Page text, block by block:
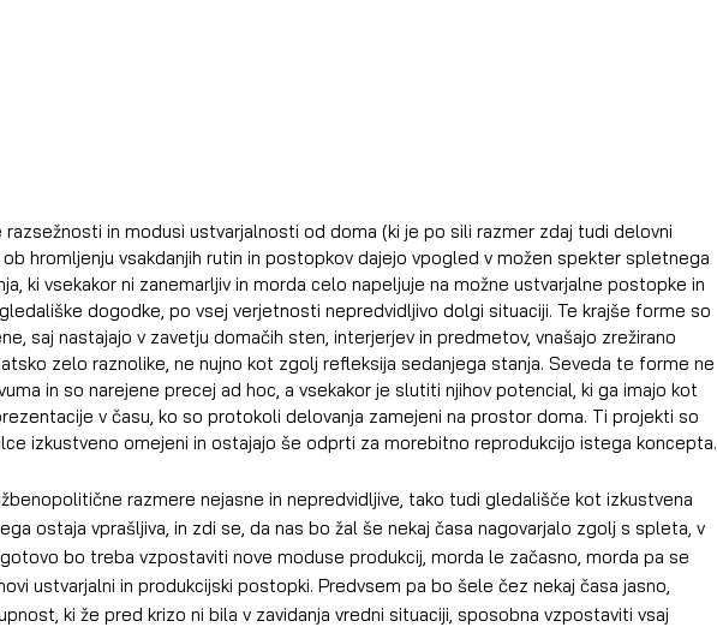
razsežnosti in modusi ustvarjalnosti od doma (ki je po sili razmer zdaj tudi delovni
hromljenju vsakdanjih rutin in postopkov dajejo vpogled v možen spekter spletnega
ki vsekakor ni zanemarljiv in morda celo napeljuje na možne ustvarjalne postopke in
dogodke, po vsej verjetnosti nepredvidljivo dolgi situaciji. Te krajše forme so
saj nastajajo v zavetju domačih sten, interjerjev in predmetov, vnašajo zrežirano
zelo raznolike, ne nujno kot zgolj refleksija sedanjega stanja. Seveda te forme ne
in so narejene precej ad hoc, a vsekakor je slutiti njihov potencial, ki ga imajo kot
v času, ko so protokoli delovanja zamejeni na prostor doma. Ti projekti so
izkustveno omejeni in ostajajo še odprti za morebitno reprodukcijo istega koncepta.
razmere nejasne in nepredvidljive, tako tudi gledališče kot izkustvena
ostaja vprašljiva, in zdi se, da nas bo žal še nekaj časa nagovarjalo zgolj s spleta, v
bo treba vzpostaviti nove moduse produkcij, morda le začasno, morda pa se
ustvarjalni in produkcijski postopki. Predvsem pa bo šele čez nekaj časa jasno,
ki že pred krizo ni bila v zavidanja vredni situaciji, sposobna vzpostaviti vsaj